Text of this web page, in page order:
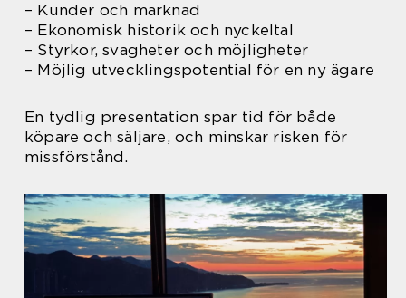
– Kunder och marknad
– Ekonomisk historik och nyckeltal
– Styrkor, svagheter och möjligheter
– Möjlig utvecklingspotential för en ny ägare
En tydlig presentation spar tid för både
köpare och säljare, och minskar risken för
missförstånd.